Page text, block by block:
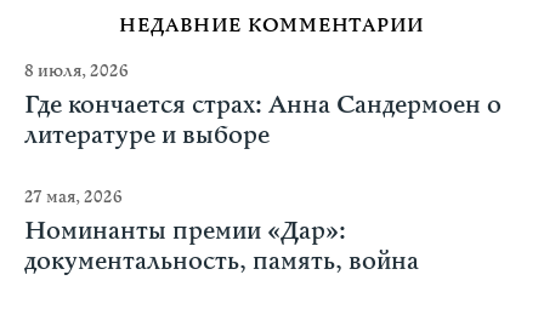
НЕДАВНИЕ КОММЕНТАРИИ
8 июля, 2026
Где кончается страх: Анна Сандермоен о
литературе и выборе
27 мая, 2026
Номинанты премии «Дар»:
документальность, память, война